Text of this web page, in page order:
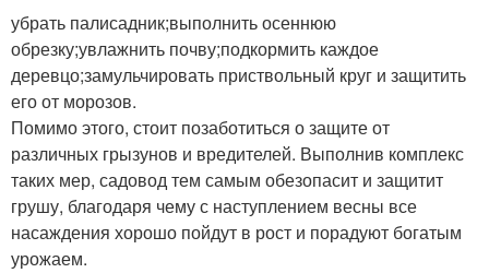
убрать палисадник;выполнить осеннюю
обрезку;увлажнить почву;подкормить каждое
деревцо;замульчировать приствольный круг и защитить
его от морозов.
Помимо этого, стоит позаботиться о защите от
различных грызунов и вредителей. Выполнив комплекс
таких мер, садовод тем самым обезопасит и защитит
грушу, благодаря чему с наступлением весны все
насаждения хорошо пойдут в рост и порадуют богатым
урожаем.